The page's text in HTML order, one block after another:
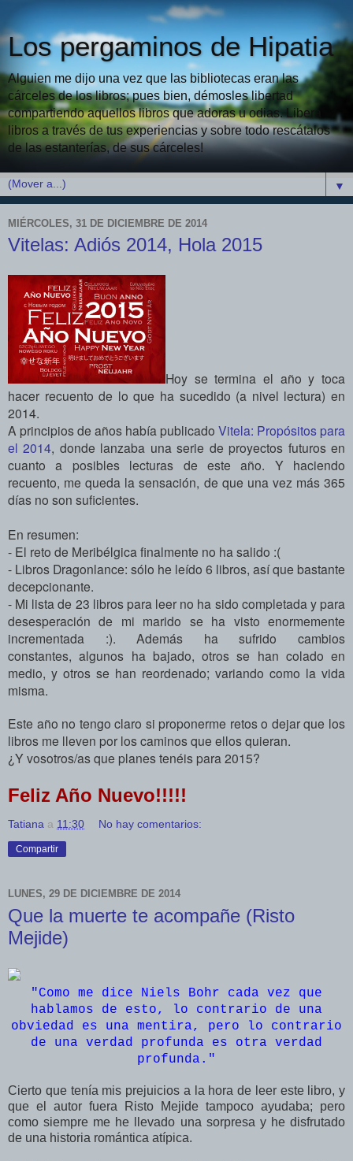
Los pergaminos de Hipatia
Alguien me dijo una vez que las bibliotecas eran las
cárceles de los libros; pues bien, démosles libertad
compartiendo aquellos libros que adoras u odias. Libera
libros a través de tus experiencias y sobre todo rescátalos
de las estanterías, de sus cárceles!
▼
MIÉRCOLES, 31 DE DICIEMBRE DE 2014
Vitelas: Adiós 2014, Hola 2015
Hoy se termina el año y toca
hacer recuento de lo que ha sucedido (a nivel lectura) en
2014.
A principios de años había publicado Vitela: Propósitos para
el 2014, donde lanzaba una serie de proyectos futuros en
cuanto a posibles lecturas de este año. Y haciendo
recuento, me queda la sensación, de que una vez más 365
días no son suficientes.
En resumen:
- El reto de Meribélgica finalmente no ha salido :(
- Libros Dragonlance: sólo he leído 6 libros, así que bastante
decepcionante.
- Mi lista de 23 libros para leer no ha sido completada y para
desesperación de mi marido se ha visto enormemente
incrementada :). Además ha sufrido cambios
constantes, algunos ha bajado, otros se han colado en
medio, y otros se han reordenado; variando como la vida
misma.
Este año no tengo claro si proponerme retos o dejar que los
libros me lleven por los caminos que ellos quieran.
¿Y vosotros/as que planes tenéis para 2015?
Feliz Año Nuevo!!!!!
Tatiana a 11:30 No hay comentarios:
Compartir
LUNES, 29 DE DICIEMBRE DE 2014
Que la muerte te acompañe (Risto
Mejide)
"Como me dice Niels Bohr cada vez que
hablamos de esto, lo contrario de una
obviedad es una mentira, pero lo contrario
de una verdad profunda es otra verdad
profunda. "
Cierto que tenía mis prejuicios a la hora de leer este libro, y
que el autor fuera Risto Mejide tampoco ayudaba; pero
como siempre me he llevado una sorpresa y he disfrutado
de una historia romántica atípica.